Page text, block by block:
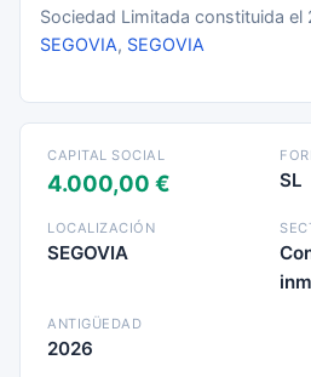
Sociedad Limitada constituida
SEGOVIA, SEGOVIA
CAPITAL SOCIAL
4.000,00 € SL
LOCALIZACIÓN
SEGOVIA
ANTIGÜEDAD
2026